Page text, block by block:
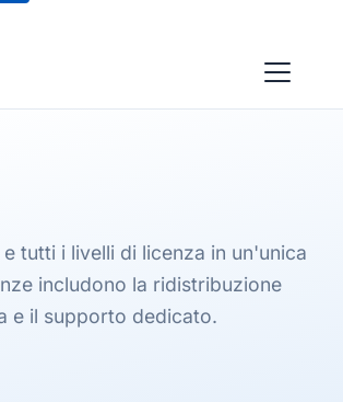
tutti i livelli di licenza in un'unica
includono la ridistribuzione
e il supporto dedicato.